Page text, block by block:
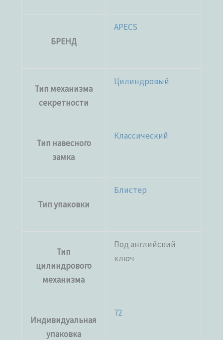
БРЕНД
APECS
Тип механизма
секретности
Цилиндровый
Тип навесного
замка
Классический
Тип упаковки
Блистер
Тип
цилиндрового
механизма
Под английский
ключ
Индивидуальная
упаковка
72